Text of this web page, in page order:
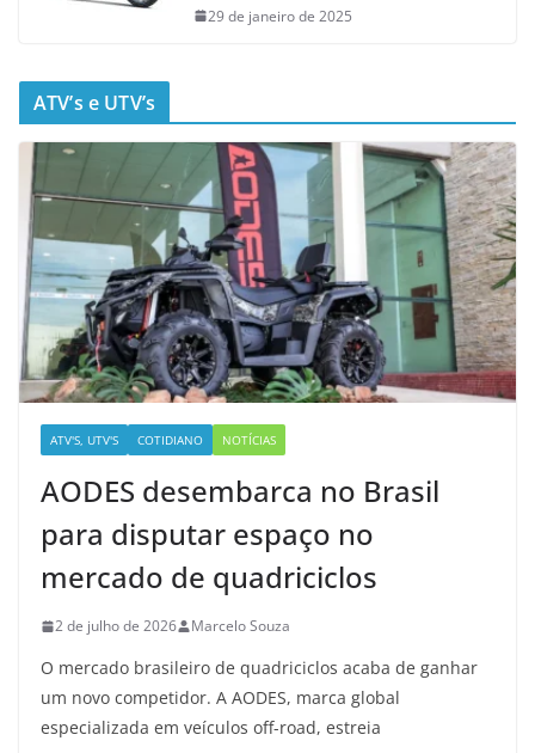
29 de janeiro de 2025
ATV’s e UTV’s
ATV'S, UTV'S COTIDIANO NOTÍCIAS
AODES desembarca no Brasil
para disputar espaço no
mercado de quadriciclos
2 de julho de 2026 Marcelo Souza
O mercado brasileiro de quadriciclos acaba de ganhar
um novo competidor. A AODES, marca global
especializada em veículos off-road, estreia